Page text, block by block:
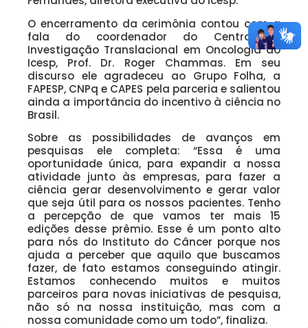
O encerramento da cerimônia contou com a
fala do coordenador do Centro de
Investigação Translacional em Oncologia do
Icesp, Prof. Dr. Roger Chammas. Em seu
discurso ele agradeceu ao Grupo Folha, a
FAPESP, CNPq e CAPES pela parceria e salientou
ainda a importância do incentivo à ciência no
Brasil.
Sobre as possibilidades de avanços em
pesquisas ele completa: “Essa é uma
oportunidade única, para expandir a nossa
atividade junto às empresas, para fazer a
ciência gerar desenvolvimento e gerar valor
que seja útil para os nossos pacientes. Tenho
a percepção de que vamos ter mais 15
edições desse prêmio. Esse é um ponto alto
para nós do Instituto do Câncer porque nos
ajuda a perceber que aquilo que buscamos
fazer, de fato estamos conseguindo atingir.
Estamos conhecendo muitos e muitos
parceiros para novas iniciativas de pesquisa,
não só na nossa instituição, mas com a
nossa comunidade como um todo”, finaliza.